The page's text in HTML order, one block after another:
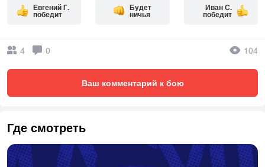
Евгений Г.
победит
Будет
ничья
Иван С.
победит
4 0 104
Ваш комментарий к бою
Где смотреть